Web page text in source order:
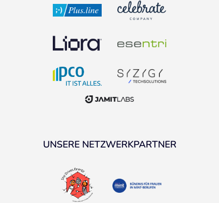
UNSERE NETZWERKPARTNER